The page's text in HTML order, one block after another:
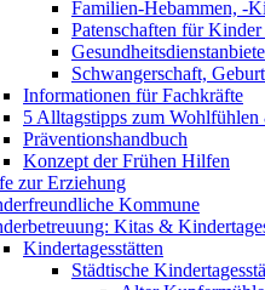
Familien-Hebammen, -
Patenschaften für
Schwangerschaft,
Informationen für Fachkräfte
5 Alltagstipps zum Wohlfühlen
Präventionshandbuch
Konzept der Frühen Hilfen
zur Erziehung
Kommune
Kitas &
Kindertagesstätten
Städtische